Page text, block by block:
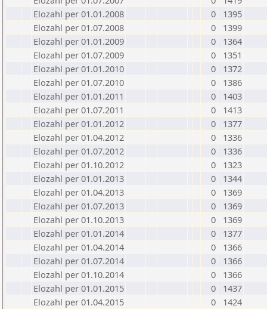
Elozahl per 01.01.2008
0
1395
Elozahl per 01.07.2008
0
1399
Elozahl per 01.01.2009
0
1364
Elozahl per 01.07.2009
0
1351
Elozahl per 01.01.2010
0
1372
Elozahl per 01.07.2010
0
1386
Elozahl per 01.01.2011
0
1403
Elozahl per 01.07.2011
0
1413
Elozahl per 01.01.2012
0
1377
Elozahl per 01.04.2012
0
1336
Elozahl per 01.07.2012
0
1336
Elozahl per 01.10.2012
0
1323
Elozahl per 01.01.2013
0
1344
Elozahl per 01.04.2013
0
1369
Elozahl per 01.07.2013
0
1369
Elozahl per 01.10.2013
0
1369
Elozahl per 01.01.2014
0
1377
Elozahl per 01.04.2014
0
1366
Elozahl per 01.07.2014
0
1366
Elozahl per 01.10.2014
0
1366
Elozahl per 01.01.2015
0
1437
Elozahl per 01.04.2015
0
1424